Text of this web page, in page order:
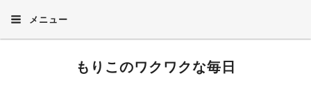
メニュー
もりこのワクワクな毎日